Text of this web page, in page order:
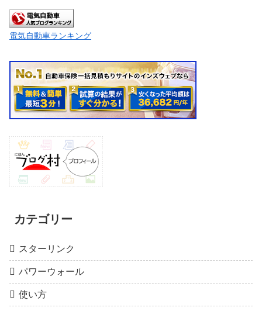
電気自動車ランキング
カテゴリー
スターリンク
パワーウォール
使い方